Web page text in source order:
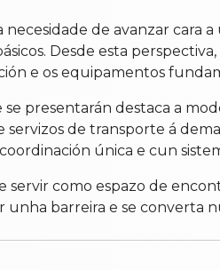
de avanzar cara
Desde esta
e os equipamentos
se presentarán destaca a
servizos de transporte á
única e cun
servir como espazo de
unha barreira e se converta